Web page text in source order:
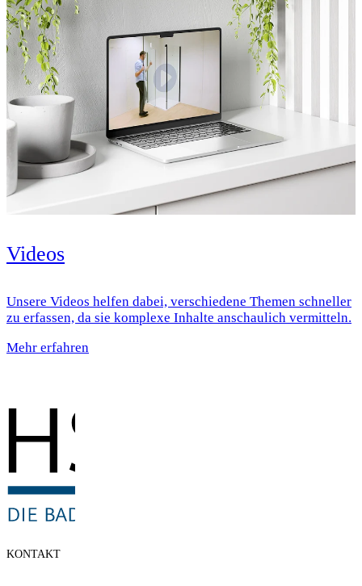
Videos
Unsere Videos helfen dabei, verschiedene Themen schneller
zu erfassen, da sie komplexe Inhalte anschaulich vermitteln.
Mehr erfahren
KONTAKT